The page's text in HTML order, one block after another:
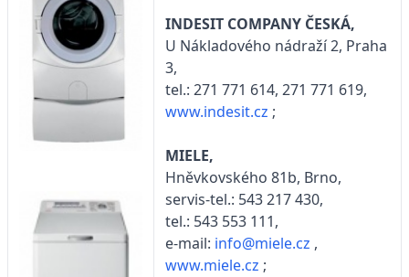
INDESIT COMPANY ČESKÁ,
U Nákladového nádraží 2, Praha
3,
tel.: 271 771 614, 271 771 619,
www.indesit.cz ;
MIELE,
Hněvkovského 81b, Brno,
servis-tel.: 543 217 430,
tel.: 543 553 111,
e-mail: info@miele.cz ,
www.miele.cz ;